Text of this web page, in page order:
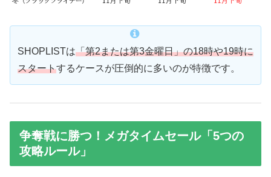
SHOPLISTは「第2または第3金曜日」の18時や19時に
スタートするケースが圧倒的に多いのが特徴です。
争奪戦に勝つ！メガタイムセール「5つの
攻略ルール」